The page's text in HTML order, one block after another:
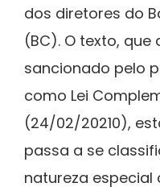
dos diretores do
(BC). O texto, que
sancionado pelo
como Lei
(24/02/20210),
passa a se
natureza